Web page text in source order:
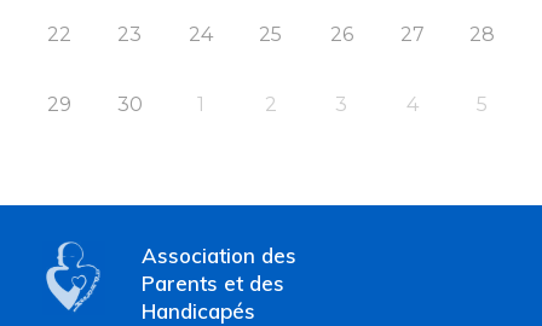
22 23 24 25 26 27 28
29 30 1 2 3 4 5
Association des
Parents et des
Handicapés